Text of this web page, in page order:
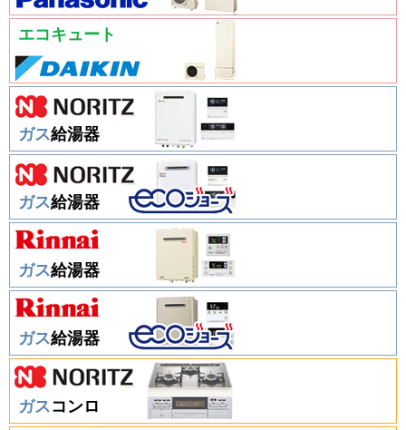
エコキュート
ガス給湯器
ガス給湯器
ガス給湯器
ガス給湯器
ガスコンロ